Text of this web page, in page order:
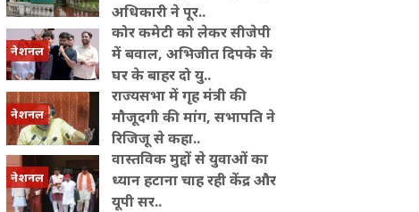
अधिकारी ने पूर..
नेशनल
कोर कमेटी को लेकर सीजेपी
में बवाल, अभिजीत दिपके के
घर के बाहर दो यु..
नेशनल
राज्यसभा में गृह मंत्री की
मौजूदगी की मांग, सभापति ने
रिजिजू से कहा..
नेशनल
वास्तविक मुद्दों से युवाओं का
ध्यान हटाना चाह रही केंद्र और
यूपी सर..